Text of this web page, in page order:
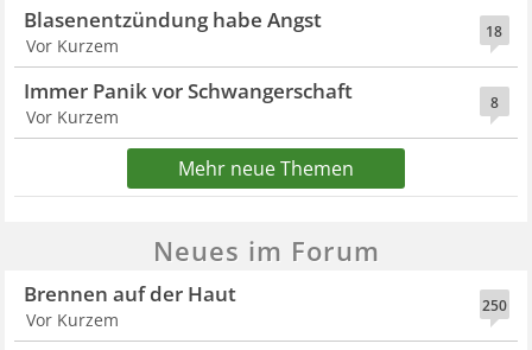
18
Blasenentzündung habe Angst
Vor Kurzem
8
Immer Panik vor Schwangerschaft
Vor Kurzem
Mehr neue Themen
Neues im Forum
250
Brennen auf der Haut
Vor Kurzem